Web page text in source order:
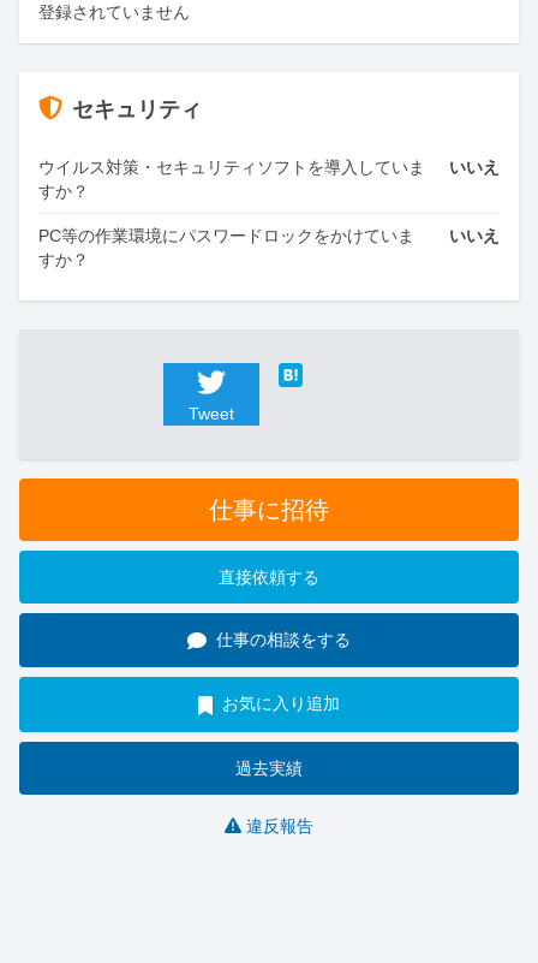
登録されていません
セキュリティ
ウイルス対策・セキュリティソフトを導入していま
すか？
いいえ
PC等の作業環境にパスワードロックをかけていま
すか？
いいえ
Tweet
仕事に招待
直接依頼する
仕事の相談をする
お気に入り追加
過去実績
違反報告